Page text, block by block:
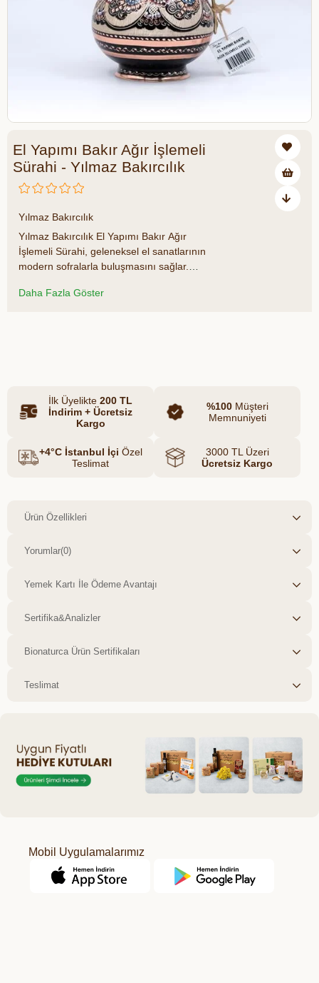
El Yapımı Bakır Ağır İşlemeli
Sürahi - Yılmaz Bakırcılık
Yılmaz Bakırcılık
Yılmaz Bakırcılık El Yapımı Bakır Ağır
İşlemeli Sürahi, geleneksel el sanatlarının
modern sofralarla buluşmasını sağlar.
süslenen bu sürahi, hem zarif hem de
Daha Fazla Göster
İlk Üyelikte 200 TL
İndirim + Ücretsiz
Kargo
%100Müşteri
Memnuniyeti
+4°C İstanbul İçi Özel
Teslimat
3000 TL Üzeri
Ücretsiz Kargo
Ürün Özellikleri
Yorumlar(0)
Yemek Kartı İle Ödeme Avantajı
Sertifika&Analizler
Bionaturca Ürün Sertifikaları
Teslimat
Mobil Uygulamalarımız